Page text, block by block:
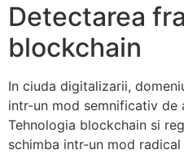
Detectarea
blockchain
In ciuda digitalizarii,
intr-un mod semnificativ de
Tehnologia blockchain si
schimba intr-un mod